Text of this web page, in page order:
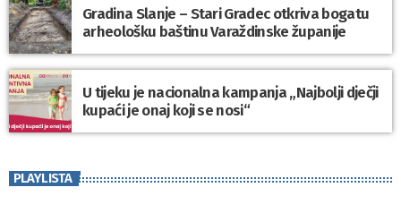
Gradina Slanje – Stari Gradec otkriva bogatu
arheološku baštinu Varaždinske županije
U tijeku je nacionalna kampanja „Najbolji dječji
kupaći je onaj koji se nosi“
PLAYLISTA